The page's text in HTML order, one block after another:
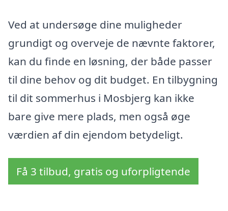
Ved at undersøge dine muligheder
grundigt og overveje de nævnte faktorer,
kan du finde en løsning, der både passer
til dine behov og dit budget. En tilbygning
til dit sommerhus i Mosbjerg kan ikke
bare give mere plads, men også øge
værdien af din ejendom betydeligt.
Få 3 tilbud, gratis og uforpligtende